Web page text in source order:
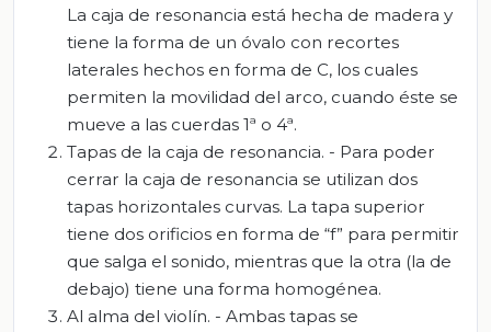
La caja de resonancia está hecha de madera y
tiene la forma de un óvalo con recortes
laterales hechos en forma de C, los cuales
permiten la movilidad del arco, cuando éste se
mueve a las cuerdas 1ª o 4ª.
Tapas de la caja de resonancia. - Para poder
cerrar la caja de resonancia se utilizan dos
tapas horizontales curvas. La tapa superior
tiene dos orificios en forma de “f” para permitir
que salga el sonido, mientras que la otra (la de
debajo) tiene una forma homogénea.
Al alma del violín. - Ambas tapas se